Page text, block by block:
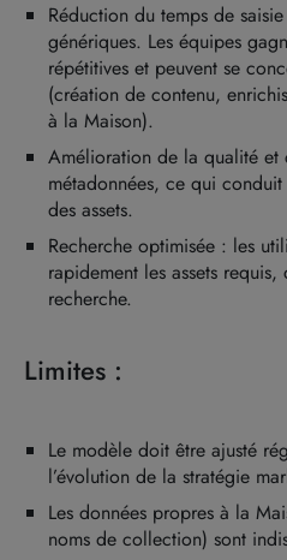
Réduction du temps de
génériques. Les équipes
répétitives et peuvent se
(création de contenu,
à la Maison).
Amélioration de la qualité et
métadonnées, ce qui
des assets.
Recherche optimisée : les
rapidement les assets
recherche.
Limites :
Le modèle doit être ajusté
l’évolution de la stratégie
Les données propres à la
noms de collection) sont